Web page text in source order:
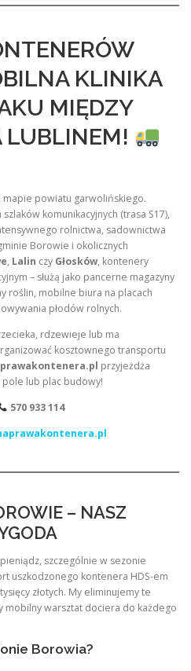
KLINIKA
MIĘDZY
LUBLINEM!
mapie powiatu garwolińskiego.
komunikacyjnych (trasa S17),
rolnictwa, sadownictwa
Borowie i okolicznych
, Lalin czy Głosków, kontenery
– służą jako pancerne magazyny
roślin, mobilne biura na placach
płodów rolnych.
rdzewieje lub ma
kosztownego transportu
przyjeżdża
lub plac budowy!
570 933 114
– NASZ
szczególnie w sezonie
uszkodzonego kontenera HDS-em
złotych. My eliminujemy te
mobilny warsztat dociera do każdego
Borowia?